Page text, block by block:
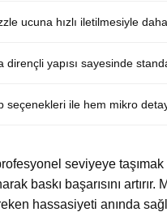
ucuna hızlı iletilmesiyle
dirençli yapısı sayesinde
seçenekleri ile hem mikro
seviyeye
baskı başarısını
hassasiyeti anında